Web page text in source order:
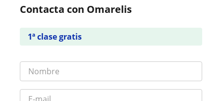
Contacta con Omarelis
1ª clase gratis